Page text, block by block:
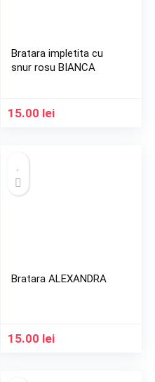
Bratara impletita cu
snur rosu BIANCA
15.00 lei
Bratara ALEXANDRA
15.00 lei